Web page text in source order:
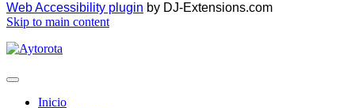
Web Accessibility plugin by DJ-Extensions.com
Skip to main content
Inicio